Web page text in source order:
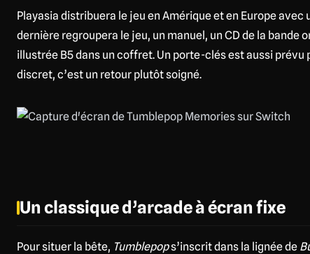
Playasia distribuera le jeu en Amérique et en Europe
dernière regroupera le jeu, un manuel, un CD de la bande
illustrée B5 dans un coffret. Un porte-clés est aussi prévu
discret, c’est un retour plutôt soigné.
Un classique d’arcade à écran fixe
Pour situer la bête, Tumblepops’inscrit dans la lignée de